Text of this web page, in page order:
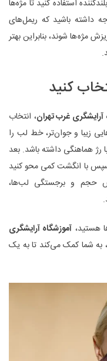
استفاده کنید تا مژه‌ها
داشته باشید که ریمل‌های
شوند، بنابراین بهتر
کنید
آرایشگری غرب تهران، انتخاب
زیبا و جوان‌تر، خط لب را
هماهنگی داشته باشد. بعد
با انگشت کمی محو کنید
حجم و برجستگی لب‌ها،
هستید، آموزشگاه آرایشگری
به شما کمک می‌کند تا به یک